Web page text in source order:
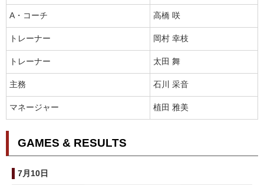
A・コーチ 高橋 咲
トレーナー 岡村 幸枝
トレーナー 太田 舞
主務 石川 采音
マネージャー 植田 雅美
GAMES & RESULTS
7月10日